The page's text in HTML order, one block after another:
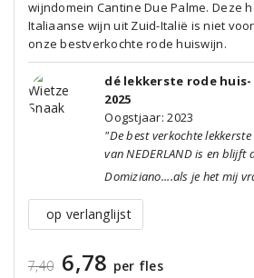
wijndomein Cantine Due Palme. Deze
Italiaanse wijn uit Zuid-Italië is niet
onze bestverkochte rode huiswijn.
dé lekkerste rode
2025
Oogstjaar: 2023
"De best verkochte
van NEDERLAND is en blijft
Domiziano....als je het mij
op verlanglijst
7,40 6,78 per fles